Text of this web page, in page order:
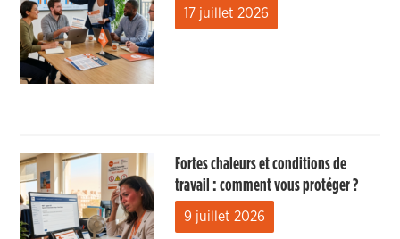
17 juillet 2026
Fortes chaleurs et conditions de
travail : comment vous protéger ?
9 juillet 2026